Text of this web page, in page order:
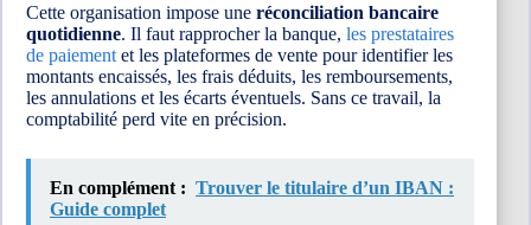
Cette organisation impose une réconciliation bancaire
quotidienne. Il faut rapprocher la banque, les prestataires
de paiement et les plateformes de vente pour identifier les
montants encaissés, les frais déduits, les remboursements,
les annulations et les écarts éventuels. Sans ce travail, la
comptabilité perd vite en précision.
En complément : Trouver le titulaire d’un IBAN :
Guide complet